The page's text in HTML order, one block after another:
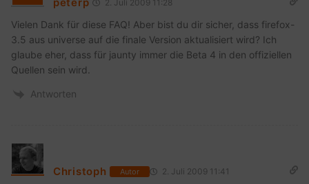
2. Juli 2009 11:28
Vielen Dank für diese FAQ! Aber bist du dir sicher, dass firefox-
3.5 aus universe auf die finale Version aktualisiert wird? Ich
glaube eher, dass für jaunty immer die Beta 4 in den offiziellen
Quellen sein wird.
Antworten
Christoph Autor 2. Juli 2009 11:41